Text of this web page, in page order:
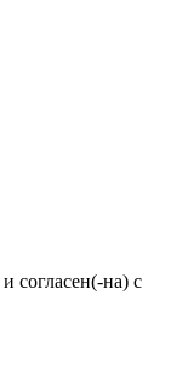
и согласен(-на) с